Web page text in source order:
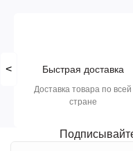
< Быстрая доставка
Доставка товара по всей
стране